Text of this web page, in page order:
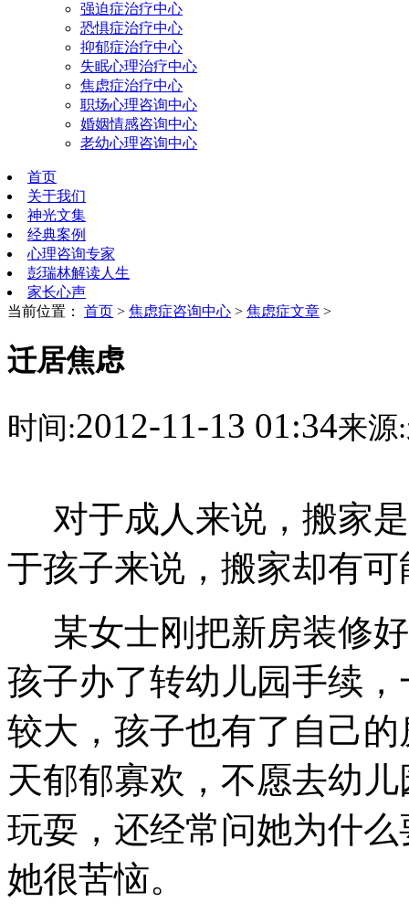
强迫症治疗中心
恐惧症治疗中心
抑郁症治疗中心
失眠心理治疗中心
焦虑症治疗中心
职场心理咨询中心
婚姻情感咨询中心
老幼心理咨询中心
首页
关于我们
神光文集
经典案例
心理咨询专家
彭瑞林解读人生
家长心声
当前位置： 首页 > 焦虑症咨询中心 > 焦虑症文章 >
迁居焦虑
时间:2012-11-13 01:34来源:
对于成人来说，搬家
于孩子来说，搬家却有
某女士刚把新房装修
孩子办了转幼儿园手续
较大，孩子也有了自己
天郁郁寡欢，不愿去幼
玩耍，还经常问她为什
她很苦恼。